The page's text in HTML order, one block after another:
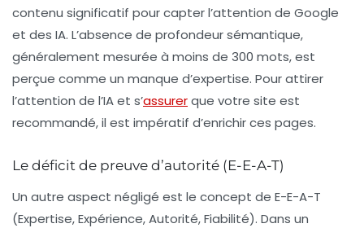
contenu significatif pour capter l’attention de Google
et des IA. L’absence de profondeur sémantique,
généralement mesurée à moins de 300 mots, est
perçue comme un manque d’expertise. Pour attirer
l’attention de l’IA et s’assurerque votre site est
recommandé, il est impératif d’enrichir ces pages.
Le déficit de preuve d’autorité (E-E-A-T)
Un autre aspect négligé est le concept de E-E-A-T
(Expertise, Expérience, Autorité, Fiabilité). Dans un